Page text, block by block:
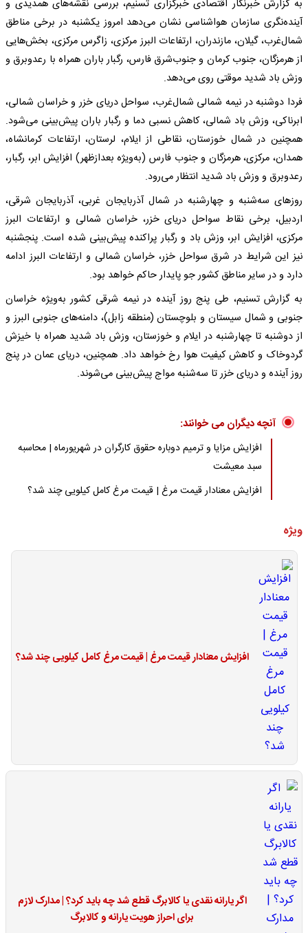
به گزارش خبرنگار اقتصادی خبرگزاری تسنیم، بررسی نقشه‌های همدیدی و
آینده‌نگری سازمان هواشناسی نشان می‌دهد امروز یکشنبه در برخی مناطق
شمال‌غرب، گیلان، مازندران، ارتفاعات البرز مرکزی، زاگرس مرکزی، بخش‌هایی
از هرمزگان، جنوب کرمان و جنوب‌شرق فارس، رگبار باران همراه با رعدوبرق و
وزش باد شدید موقتی روی می‌دهد.
فردا دوشنبه در نیمه شمالی شمال‌غرب، سواحل دریای خزر و خراسان شمالی،
ابرناکی، وزش باد شمالی، کاهش نسبی دما و رگبار باران پیش‌بینی می‌شود.
همچنین در شمال خوزستان، نقاطی از ایلام، لرستان، ارتفاعات کرمانشاه،
همدان، مرکزی، هرمزگان و جنوب فارس (به‌ویژه بعدازظهر) افزایش ابر، رگبار،
رعدوبرق و وزش باد شدید انتظار می‌رود.
روزهای سه‌شنبه و چهارشنبه در شمال آذربایجان غربی، آذربایجان شرقی،
اردبیل، برخی نقاط سواحل دریای خزر، خراسان شمالی و ارتفاعات البرز
مرکزی، افزایش ابر، وزش باد و رگبار پراکنده پیش‌بینی شده است. پنجشنبه
نیز این شرایط در شرق سواحل خزر، خراسان شمالی و ارتفاعات البرز ادامه
دارد و در سایر مناطق کشور جو پایدار حاکم خواهد بود.
به گزارش تسنیم، طی پنج روز آینده در نیمه شرقی کشور به‌ویژه خراسان
جنوبی و شمال سیستان و بلوچستان (منطقه زابل)، دامنه‌های جنوبی البرز و
از دوشنبه تا چهارشنبه در ایلام و خوزستان، وزش باد شدید همراه با خیزش
گردوخاک و کاهش کیفیت هوا رخ خواهد داد. همچنین، دریای عمان در پنج
روز آینده و دریای خزر تا سه‌شنبه مواج پیش‌بینی می‌شوند.
آنچه دیگران می خوانند:
افزایش مزایا و ترمیم دوباره حقوق کارگران در شهریورماه | محاسبه
سبد معیشت
افزایش معنادار قیمت مرغ | قیمت مرغ کامل کیلویی چند شد؟
ویژه
افزایش معنادار قیمت مرغ | قیمت مرغ کامل کیلویی چند شد؟
اگر یارانه نقدی یا کالابرگ قطع شد چه باید کرد؟ | مدارک لازم
برای احراز هویت یارانه و کالابرگ